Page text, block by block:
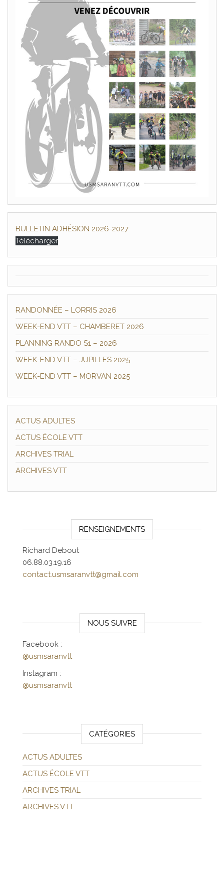
BULLETIN ADHÉSION 2026-2027
Télécharger
RANDONNÉE – LORRIS 2026
WEEK-END VTT – CHAMBERET 2026
PLANNING RANDO S1 – 2026
WEEK-END VTT – JUPILLES 2025
WEEK-END VTT – MORVAN 2025
ACTUS ADULTES
ACTUS ÉCOLE VTT
ARCHIVES TRIAL
ARCHIVES VTT
RENSEIGNEMENTS
Richard Debout
06.88.03.19.16
contact.usmsaranvtt@gmail.com
NOUS SUIVRE
Facebook :
@usmsaranvtt
Instagram :
@usmsaranvtt
CATÉGORIES
ACTUS ADULTES
ACTUS ÉCOLE VTT
ARCHIVES TRIAL
ARCHIVES VTT